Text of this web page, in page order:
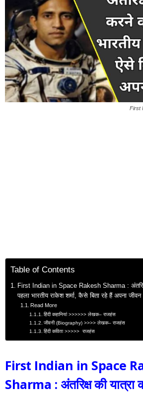
First
Table of Contents
First Indian in Space Rakesh Sharma :
पहला भारतीय राकेश शर्मा, कैसे बिता रहे हैं अपना जीवन
Read More
हिंदी कहानियां >>>>>> लेखक– राजहंस
जीवनी (Biography) >>>> लेखक– राजहंस
हिंदी कविता >>>>> राजहंस
First Indian in Space
Sharma : अंतरिक्ष की यात्रा